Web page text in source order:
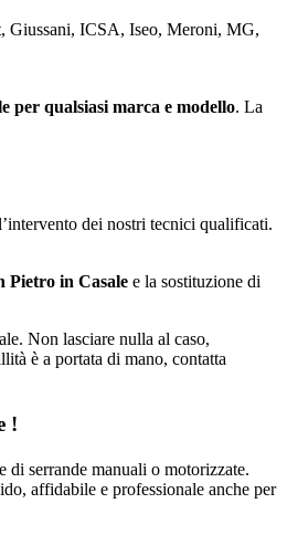
Giussani, ICSA, Iseo, Meroni, MG,
per qualsiasi marca e modello. La
dei nostri tecnici qualificati.
Pietro in Casale e la sostituzione di
Non lasciare nulla al caso,
è a portata di mano, contatta
!
di serrande manuali o motorizzate.
affidabile e professionale anche per